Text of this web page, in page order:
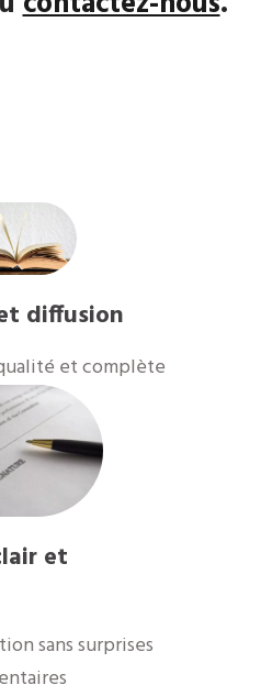
diffusion
et complète
et
sans surprises